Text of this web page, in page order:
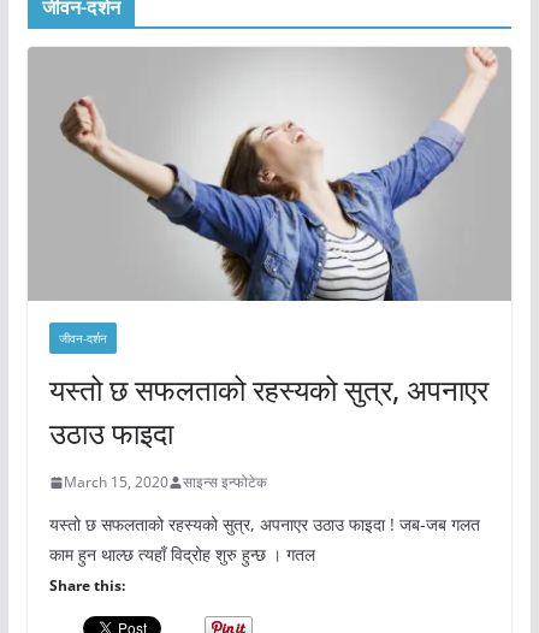
जीवन-दर्शन
जीवन-दर्शन
यस्तो छ सफलताको रहस्यको सुत्र, अपनाएर
उठाउ फाइदा
March 15, 2020 साइन्स इन्फोटेक
यस्तो छ सफलताको रहस्यको सुत्र, अपनाएर उठाउ फाइदा ! जब-जब गलत
काम हुन थाल्छ त्यहाँ विद्रोह शुरु हुन्छ । गतल
Share this: